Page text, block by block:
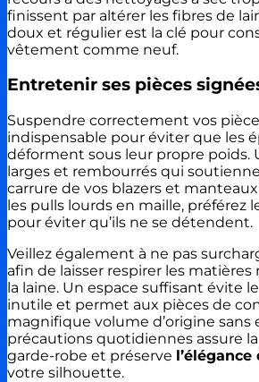
finissent par altérer les fibres de
doux et régulier est la clé pour
vêtement comme neuf.
Entretenir ses pièces
Suspendre correctement vos
indispensable pour éviter que les
déforment sous leur propre poids.
larges et rembourrés qui
carrure de vos blazers et
les pulls lourds en maille, préférez
pour éviter qu’ils ne se détendent.
Veillez également à ne pas
afin de laisser respirer les
la laine. Un espace suffisant évite
inutile et permet aux pièces de
magnifique volume d’origine sans
précautions quotidiennes assure
garde-robe et préserve
votre silhouette.